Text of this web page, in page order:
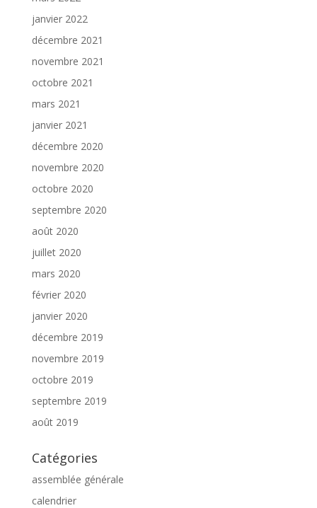
janvier 2022
décembre 2021
novembre 2021
octobre 2021
mars 2021
janvier 2021
décembre 2020
novembre 2020
octobre 2020
septembre 2020
août 2020
juillet 2020
mars 2020
février 2020
janvier 2020
décembre 2019
novembre 2019
octobre 2019
septembre 2019
août 2019
Catégories
assemblée générale
calendrier